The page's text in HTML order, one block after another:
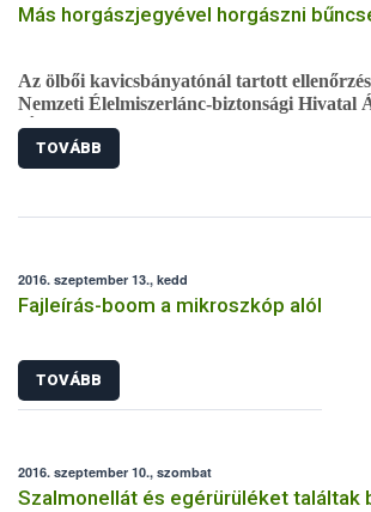
Más horgászjegyével horgászni
Az ölbői kavicsbányatónál tartott
Nemzeti Élelmiszerlánc-biztonsági Hivatal
(ÁHSZ). A vizsgálat során egy horgászról
papírokkal horgászik, ezért a rendőrség
előállította.
TOVÁBB
2016. szeptember 13., kedd
Fajleírás-boom a mikroszkóp alól
TOVÁBB
2016. szeptember 10., szombat
Szalmonellát és egérürüléket találtak